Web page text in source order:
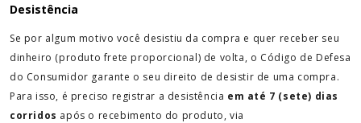
Desistência
Se por algum motivo você desistiu da compra e quer receber seu
dinheiro (produto frete proporcional) de volta, o Código de Defesa
do Consumidor garante o seu direito de desistir de uma compra.
Para isso, é preciso registrar a desistência em até 7 (sete) dias
corridos após o recebimento do produto, via